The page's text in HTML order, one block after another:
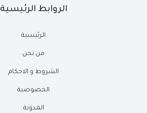
الروابط الرئيسية
الرئيسية
من نحن
الشروط و الاحكام
الخصوصية
المدونة